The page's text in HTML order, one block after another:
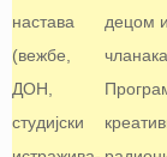
настава
(вежбе,
ДОН,
студијски
децом